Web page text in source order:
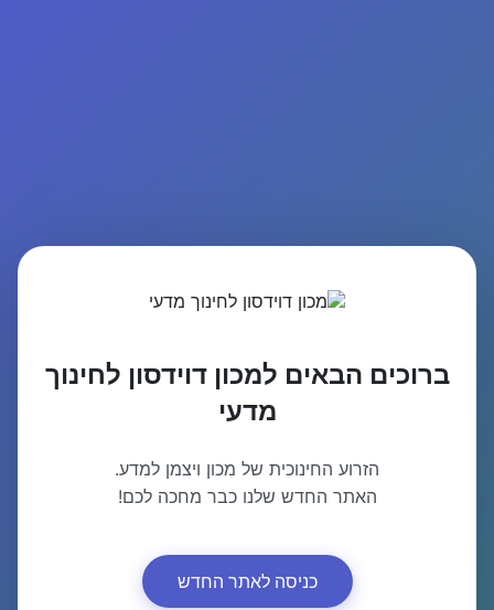
ברוכים הבאים למכון דוידסון לחינוך
מדעי
הזרוע החינוכית של מכון ויצמן למדע.
האתר החדש שלנו כבר מחכה לכם!
כניסה לאתר החדש